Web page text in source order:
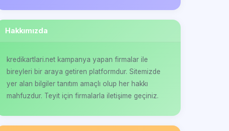
Hakkımızda
kredikartlari.net kampanya yapan firmalar ile
bireyleri bir araya getiren platformdur. Sitemizde
yer alan bilgiler tanıtım amaçlı olup her hakkı
mahfuzdur. Teyit için firmalarla iletişime geçiniz.